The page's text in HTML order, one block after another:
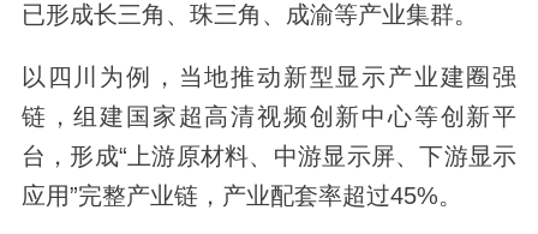
已形成长三角、珠三角、成渝等产业集群。
以四川为例，当地推动新型显示产业建圈强
链，组建国家超高清视频创新中心等创新平
台，形成“上游原材料、中游显示屏、下游显示
应用”完整产业链，产业配套率超过45%。